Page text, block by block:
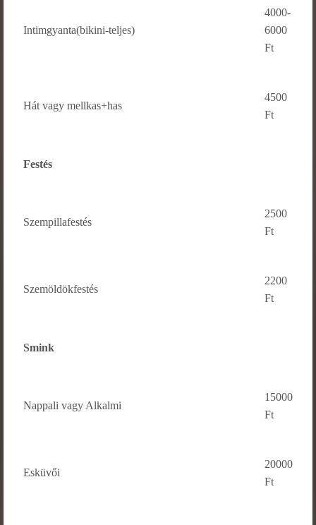
Intimgyanta(bikini-teljes)
4000-
6000
Ft
Hát vagy mellkas+has
4500
Ft
Festés
Szempillafestés
2500
Ft
Szemöldökfestés
2200
Ft
Smink
Nappali vagy Alkalmi
15000
Ft
Esküvői
20000
Ft